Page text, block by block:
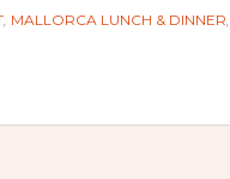
, MALLORCA LUNCH & DINNER,